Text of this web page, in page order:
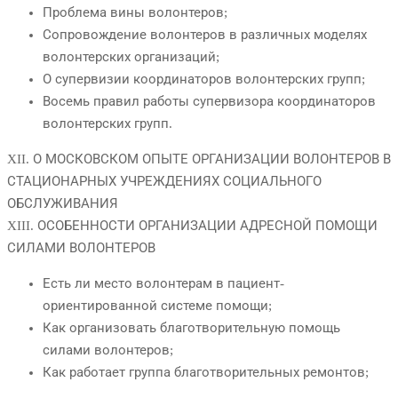
Проблема вины волонтеров;
Сопровождение волонтеров в различных моделях
волонтерских организаций;
О супервизии координаторов волонтерских групп;
Восемь правил работы супервизора координаторов
волонтерских групп.
XII. О МОСКОВСКОМ ОПЫТЕ ОРГАНИЗАЦИИ ВОЛОНТЕРОВ В
СТАЦИОНАРНЫХ УЧРЕЖДЕНИЯХ СОЦИАЛЬНОГО
ОБСЛУЖИВАНИЯ
XIII. ОСОБЕННОСТИ ОРГАНИЗАЦИИ АДРЕСНОЙ ПОМОЩИ
СИЛАМИ ВОЛОНТЕРОВ
Есть ли место волонтерам в пациент-
ориентированной системе помощи;
Как организовать благотворительную помощь
силами волонтеров;
Как работает группа благотворительных ремонтов;